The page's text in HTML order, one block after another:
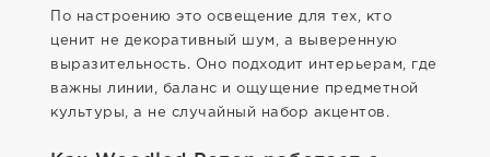
По настроению это освещение для тех, кто
ценит не декоративный шум, а выверенную
выразительность. Оно подходит интерьерам, где
важны линии, баланс и ощущение предметной
культуры, а не случайный набор акцентов.